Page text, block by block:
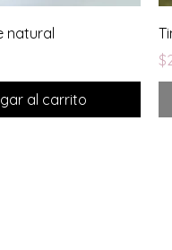
natural
al carrito